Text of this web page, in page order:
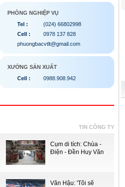
PHÒNG NGHIỆP VỤ
Tel :
(024) 66802998
Cell :
0978 137 828
phuongbacvtlt@gmail.com
XƯỞNG SẢN XUẤT
Cell :
0988.908.942
TIN CÔNG TY
Cụm di tích: Chùa -
Điện - Đền Huy Văn
Văn Hậu: 'Tôi sẽ